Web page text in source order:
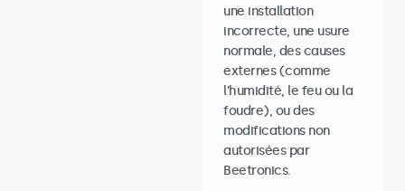
une installation
incorrecte, une usure
normale, des causes
externes (comme
l’humidité, le feu ou la
foudre), ou des
modifications non
autorisées par
Beetronics.